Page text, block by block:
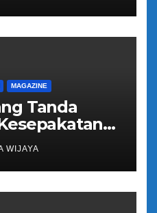
MAGAZINE
Tanda
WIJAYA